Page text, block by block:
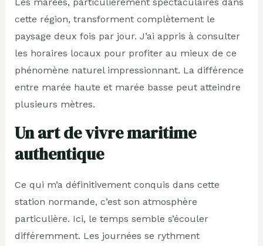
cette région, transforment complètement le
paysage deux fois par jour. J’ai appris à consulter
les horaires locaux pour profiter au mieux de ce
phénomène naturel impressionnant. La différence
entre marée haute et marée basse peut atteindre
plusieurs mètres.
Un art de vivre maritime
authentique
Ce qui m’a définitivement conquis dans cette
station normande, c’est son atmosphère
particulière. Ici, le temps semble s’écouler
différemment. Les journées se rythment